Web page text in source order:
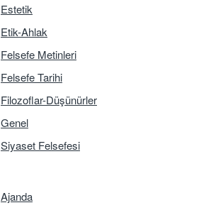
Estetik
Etik-Ahlak
Felsefe Metinleri
Felsefe Tarihi
Filozoflar-Düşünürler
Genel
Siyaset Felsefesi
Ajanda